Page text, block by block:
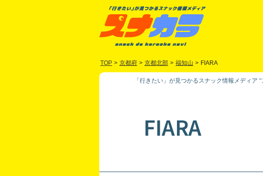
TOP > 京都府 > 京都北部 > 福知山 > FIARA
「行きたい」が見つかるスナック情報メディア
FIARA